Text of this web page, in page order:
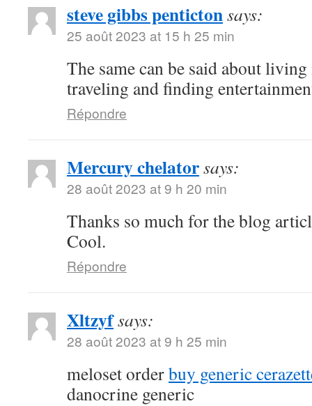
steve gibbs pentictonsays:
25 août 2023 at 15 h 25 min
The same can be said about
traveling and finding
Répondre
Mercury chelatorsays:
28 août 2023 at 9 h 20 min
Thanks so much for the blog
Cool.
Répondre
Xltzyfsays:
28 août 2023 at 9 h 25 min
meloset orderbuy generic
danocrine generic